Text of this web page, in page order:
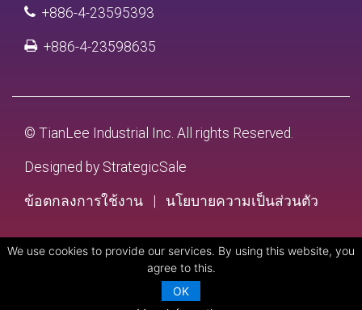
+886-4-23595393
+886-4-23598635
© TianLee Industrial Inc. All rights Reserved.
Designed by StrategicSale
ข้อตกลงการใช้งาน นโยบายความเป็นส่วนตัว
We use cookies to provide our services. By using this website, you
agree to this.
OK